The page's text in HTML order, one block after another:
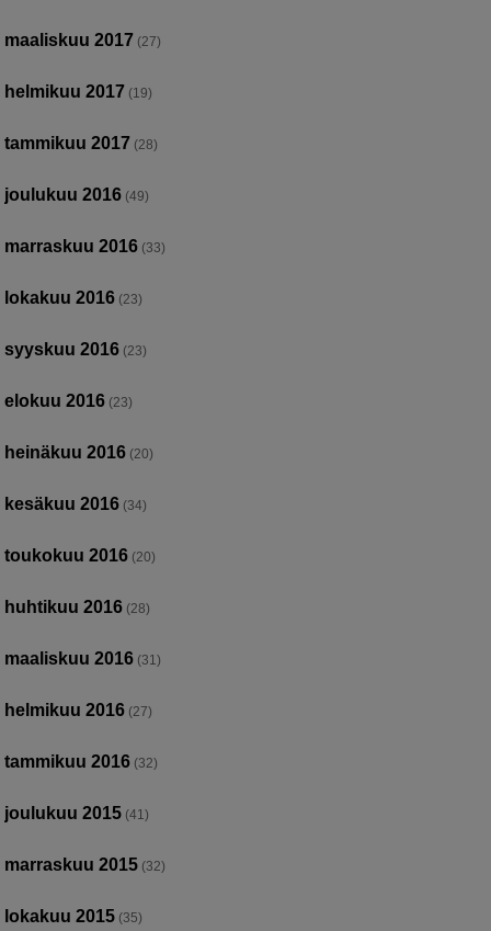
maaliskuu 2017 (27)
helmikuu 2017 (19)
tammikuu 2017 (28)
joulukuu 2016 (49)
marraskuu 2016 (33)
lokakuu 2016 (23)
syyskuu 2016 (23)
elokuu 2016 (23)
heinäkuu 2016 (20)
kesäkuu 2016 (34)
toukokuu 2016 (20)
huhtikuu 2016 (28)
maaliskuu 2016 (31)
helmikuu 2016 (27)
tammikuu 2016 (32)
joulukuu 2015 (41)
marraskuu 2015 (32)
lokakuu 2015 (35)